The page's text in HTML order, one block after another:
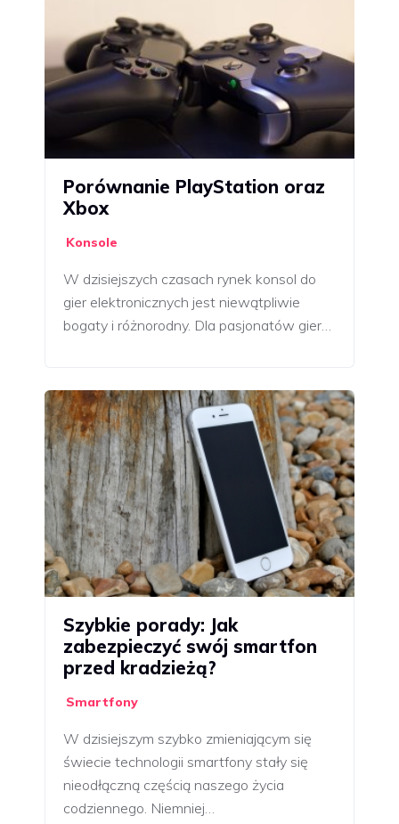
Porównanie PlayStation oraz
Xbox
Konsole
W dzisiejszych czasach rynek konsol do
gier elektronicznych jest niewątpliwie
bogaty i różnorodny. Dla pasjonatów gier…
Szybkie porady: Jak
zabezpieczyć swój smartfon
przed kradzieżą?
Smartfony
W dzisiejszym szybko zmieniającym się
świecie technologii smartfony stały się
nieodłączną częścią naszego życia
codziennego. Niemniej…